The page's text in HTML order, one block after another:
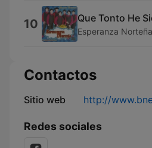
10 Que Tonto He
Esperanza Norteña
Contactos
Sitio web http://
Redes sociales